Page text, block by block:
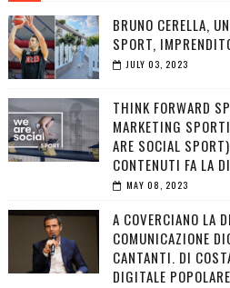
BRUNO CERELLA,
SPORT,
JULY 03, 2023
THINK FORWARD
MARKETING
ARE SOCIAL
CONTENUTI FA LA
MAY 08, 2023
A COVERCIANO LA
COMUNICAZIONE
CANTANTI. DI
DIGITALE